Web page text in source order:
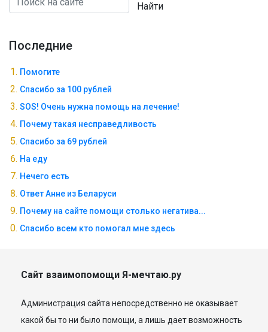
Найти
Последние
Помогите
Спасибо за 100 рублей
SOS! Очень нужна помощь на лечение!
Почему такая несправедливость
Спасибо за 69 рублей
На еду
Нечего есть
Ответ Анне из Беларуси
Почему на сайте помощи столько негатива...
Спасибо всем кто помогал мне здесь
Сайт взаимопомощи Я-мечтаю.ру
Администрация сайта непосредственно не оказывает
какой бы то ни было помощи, а лишь дает возможность